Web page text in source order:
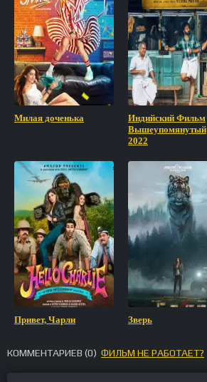
Милая доченька
Индийский Фильм
Вышеупомянутый
2022
Привет, Чарли Зверь
КОММЕНТАРИЕВ (0) ФИЛЬМ НЕ РАБОТАЕТ?